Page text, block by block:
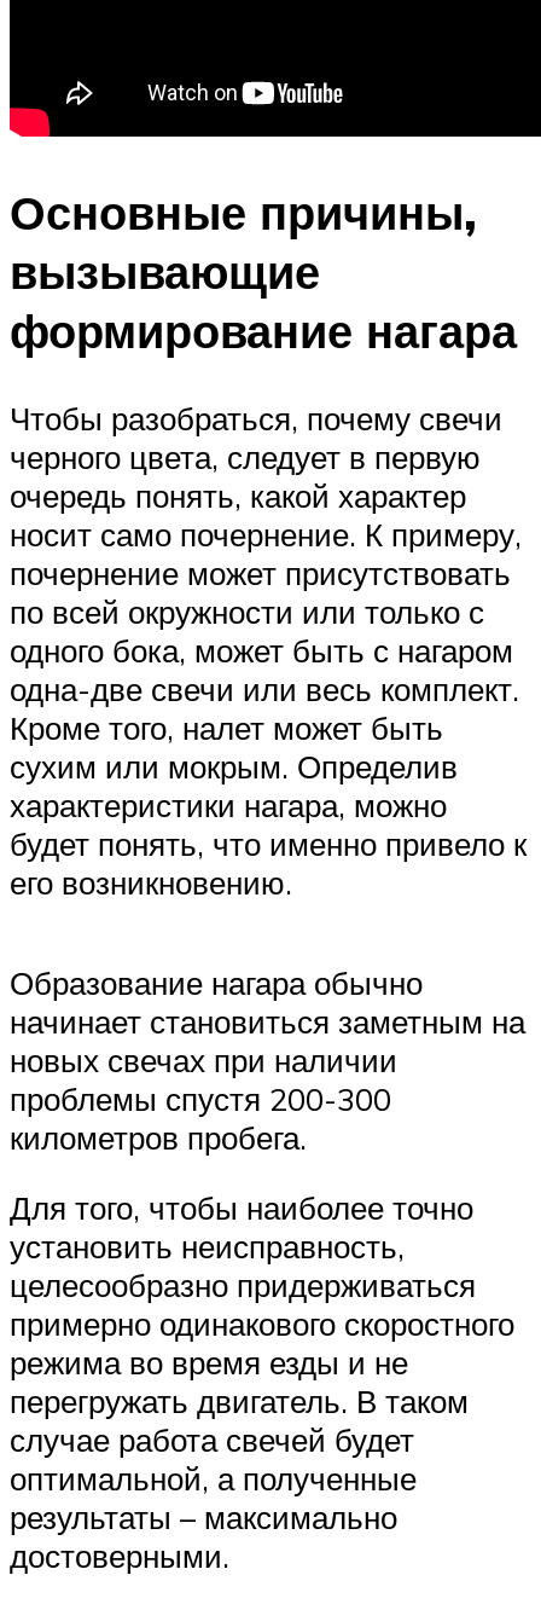
Основные причины,
вызывающие
формирование нагара
Чтобы разобраться, почему свечи
черного цвета, следует в первую
очередь понять, какой характер
носит само почернение. К примеру,
почернение может присутствовать
по всей окружности или только с
одного бока, может быть с нагаром
одна-две свечи или весь комплект.
Кроме того, налет может быть
сухим или мокрым. Определив
характеристики нагара, можно
будет понять, что именно привело к
его возникновению.
Образование нагара обычно
начинает становиться заметным на
новых свечах при наличии
проблемы спустя 200-300
километров пробега.
Для того, чтобы наиболее точно
установить неисправность,
целесообразно придерживаться
примерно одинакового скоростного
режима во время езды и не
перегружать двигатель. В таком
случае работа свечей будет
оптимальной, а полученные
результаты – максимально
достоверными.